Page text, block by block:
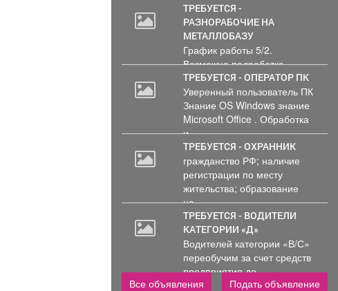
ТРЕБУЕТСЯ -
РАЗНОРАБОЧИЕ НА
МЕТАЛЛОБАЗУ
График работы 5/2.
Возможна подработка..
ТРЕБУЕТСЯ - ОПЕРАТОР ПК
Уверенный пользователь ПК
Знание OS Windows знание
Microsoft Office . Обработка
и...
ТРЕБУЕТСЯ - ОХРАННИК
гражданство РФ; наличие
регистрации по месту
жительства; образование
не...
ТРЕБУЕТСЯ - ВОДИТЕЛИ
КАТЕГОРИИ «Д»
Водителей категории «В/С»
переобучим за счет средств
предприятия до...
Все объявления
Подать объявление